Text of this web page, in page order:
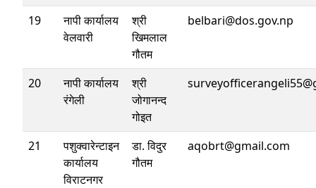
19
नापी कार्यालय
वेलवारी
श्री
खिमलाल
गौतम
belbari@dos.gov.np
20
नापी कार्यालय
रंगेली
श्री
जोगानन्द
गोइत
21
पशुक्वारेन्टाइन
कार्यालय
विराटनगर
डा. विदुर
गौतम
aqobrt@gmail.com